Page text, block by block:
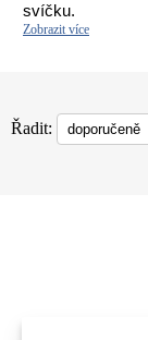
svíčku.
Zobrazit více
Řadit: